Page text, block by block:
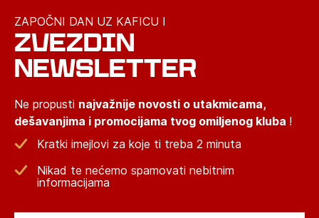
ZAPOČNI DAN UZ KAFICU I
ZVEZDIN
NEWSLETTER
Ne propusti najvažnije novosti o utakmicama,
dešavanjima i promocijama tvog omiljenog kluba !
Kratki imejlovi za koje ti treba 2 minuta
Nikad te nećemo spamovati nebitnim
informacijama